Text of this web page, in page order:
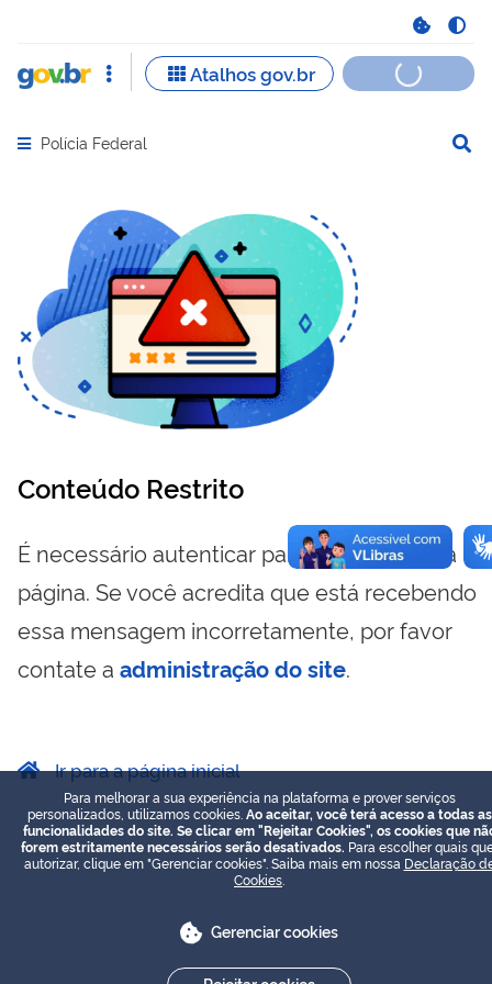
Abrir menu principal de navegação
Polícia Federal
Conteúdo Restrito
É necessário autenticar para visualizar essa
página. Se você acredita que está recebendo
essa mensagem incorretamente, por favor
contate a administração do site.
Ir para a página inicial
Para melhorar a sua experiência na plataforma e prover serviços
personalizados, utilizamos cookies. Ao aceitar, você terá acesso a todas as
funcionalidades do site. Se clicar em "Rejeitar Cookies", os cookies que
forem estritamente necessários serão desativados. Para escolher quais
autorizar, clique em "Gerenciar cookies". Saiba mais em nossa Declaração
Cookies
Gerenciar cookies